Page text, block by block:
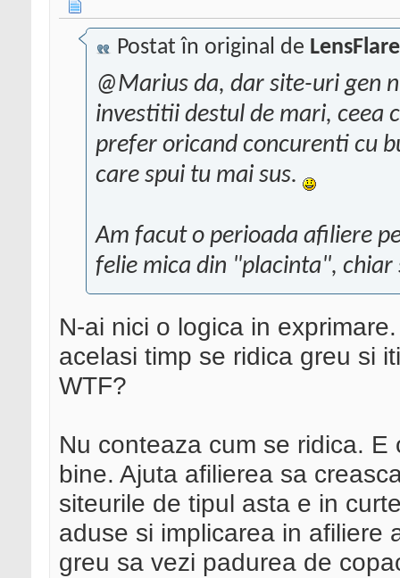
Postat în original de LensFlare
@Marius da, dar site-uri gen
investitii destul de mari, ceea
prefer oricand concurenti cu
care spui tu mai sus.
Am facut o perioada afiliere
felie mica din "placinta", chiar
N-ai nici o logica in
acelasi timp se ridica greu si
WTF?
Nu conteaza cum se ridica.
bine. Ajuta afilierea sa
siteurile de tipul asta e in
aduse si implicarea in afiliere
greu sa vezi padurea de